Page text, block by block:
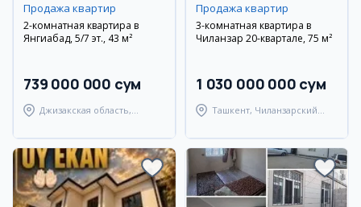
Продажа квартир
2-комнатная квартира в
Янгиабад, 5/7 эт., 43 м²
739 000 000 сум
Джизакская область,
Продажа квартир
3-комнатная квартира в
Чиланзар 20-квартале, 75 м²
1 030 000 000 сум
Ташкент, Чиланзарский